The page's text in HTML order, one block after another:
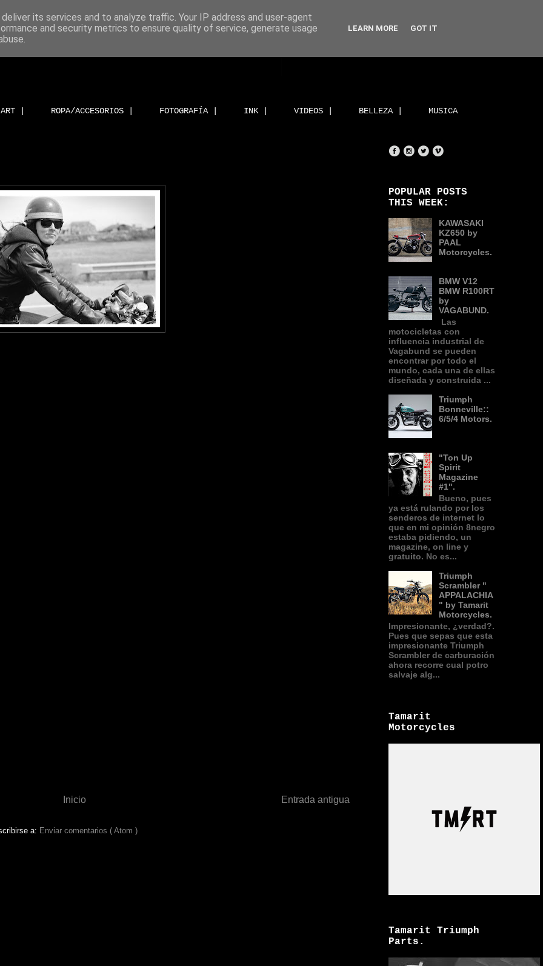
ART | ROPA/ACCESORIOS | FOTOGRAFÍA | INK | VIDEOS | BELLEZA | MUSICA
Entrada antigua
Inicio
a: Enviar comentarios ( Atom )
POPULAR POSTS
THIS WEEK:
KAWASAKI
KZ650 by
PAAL
Motorcycles.
BMW V12
BMW R100RT
by
VAGABUND.
Las
motocicletas con
influencia industrial de
Vagabund se pueden
encontrar por todo el
mundo, cada una de ellas
diseñada y construida ...
Triumph
Bonneville::
6/5/4 Motors.
"Ton Up
Spirit
Magazine
#1".
Bueno, pues
ya está rulando por los
senderos de internet lo
que en mi opinión 8negro
estaba pidiendo, un
magazine, on line y
gratuito. No es...
Triumph
Scrambler "
APPALACHIA
" by Tamarit
Motorcycles.
Impresionante, ¿verdad?.
Pues que sepas que esta
impresionante Triumph
Scrambler de carburación
ahora recorre cual potro
salvaje alg...
Tamarit
Motorcycles
Tamarit Triumph
Parts.
its services and to analyze traffic. Your IP address and user-agent
and security metrics to ensure quality of service, generate usage
LEARN MORE GOT IT